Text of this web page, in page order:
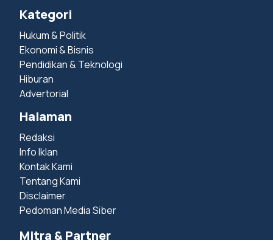
Kategori
Hukum & Politik
Ekonomi & Bisnis
Pendidikan & Teknologi
Hiburan
Advertorial
Halaman
Redaksi
Info Iklan
Kontak Kami
Tentang Kami
Disclaimer
Pedoman Media Siber
Mitra & Partner